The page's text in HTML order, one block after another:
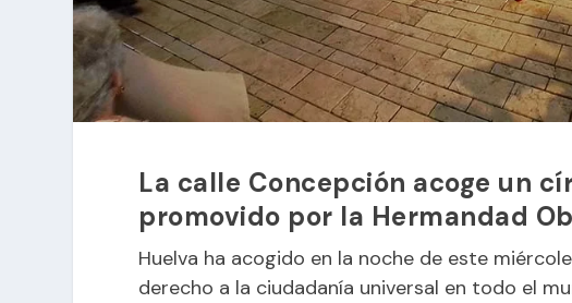
La calle Concepción acoge un
promovido por la Hermandad
Huelva ha acogido en la noche de este
derecho a la ciudadanía universal en todo el